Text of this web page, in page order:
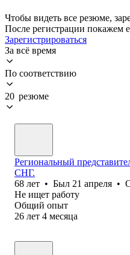
Чтобы видеть все резюме,
После регистрации покажем
Зарегистрироваться
За всё время
По соответствию
20 резюме
Региональный
СНГ.
68 лет • Был 21 апреля •
Не ищет работу
Общий опыт
26 лет 4 месяца